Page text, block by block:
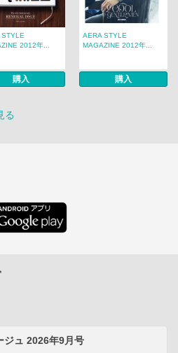
STYLE
2012年...
購入
AERA STYLE
MAGAZINE 2012年...
購入
る
ジュ 2026年9月号